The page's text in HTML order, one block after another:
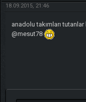
18.09.2015, 21:46
anadolu takımları
@mesut78